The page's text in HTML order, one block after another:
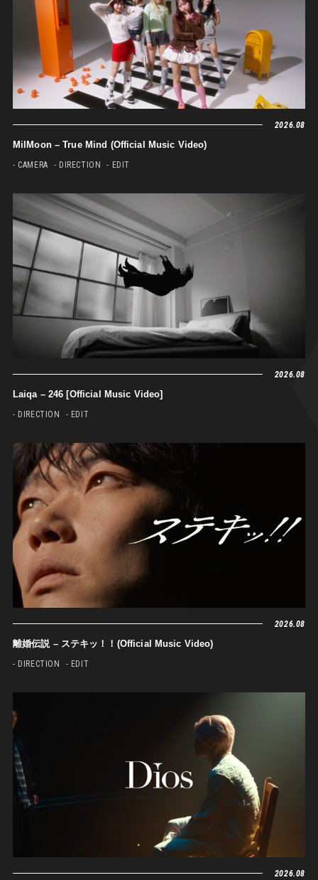
2026.08
MilMoon – True Mind (Official Music Video)
- CAMERA - DIRECTION - EDIT
2026.08
Laiqa – 246 [Official Music Video]
- DIRECTION - EDIT
2026.08
離婚伝説 – ステキッ！！(Official Music Video)
- DIRECTION - EDIT
2026.08